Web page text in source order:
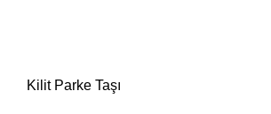
Kilit Parke Taşı